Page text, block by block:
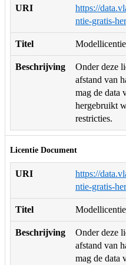
URI
https://
ntie-gratis-
Titel
Beschrijving
Onder deze
afstand van
mag de data
hergebruikt
restricties.
Licentie Document
URI
https://
ntie-gratis-
Titel
Beschrijving
Onder deze
afstand van
mag de data